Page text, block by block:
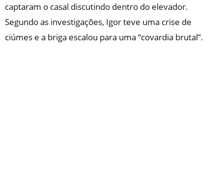
captaram o casal discutindo dentro do elevador.
Segundo as investigações, Igor teve uma crise de
ciúmes e a briga escalou para uma “covardia brutal”.